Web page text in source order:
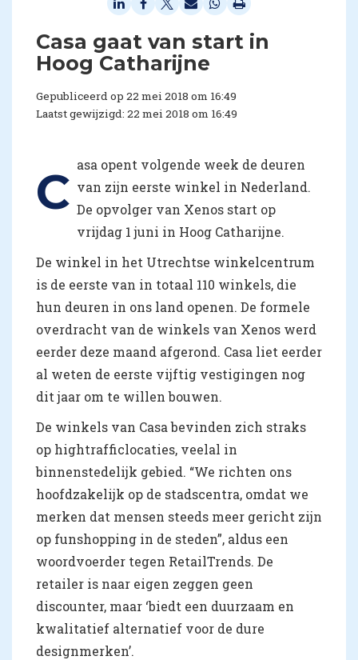
Casa gaat van start in
Hoog Catharijne
Gepubliceerd op 22 mei 2018 om 16:49
Laatst gewijzigd: 22 mei 2018 om 16:49
C asa opent volgende week de deuren
van zijn eerste winkel in Nederland.
De opvolger van Xenos start op
vrijdag 1 juni in Hoog Catharijne.
De winkel in het Utrechtse winkelcentrum
is de eerste van in totaal 110 winkels, die
hun deuren in ons land openen. De formele
overdracht van de winkels van Xenos werd
eerder deze maand afgerond. Casa liet eerder
al weten de eerste vijftig vestigingen nog
dit jaar om te willen bouwen.
De winkels van Casa bevinden zich straks
op hightrafficlocaties, veelal in
binnenstedelijk gebied. “We richten ons
hoofdzakelijk op de stadscentra, omdat we
merken dat mensen steeds meer gericht zijn
op funshopping in de steden”, aldus een
woordvoerder tegen RetailTrends. De
retailer is naar eigen zeggen geen
discounter, maar ‘biedt een duurzaam en
kwalitatief alternatief voor de dure
designmerken’.